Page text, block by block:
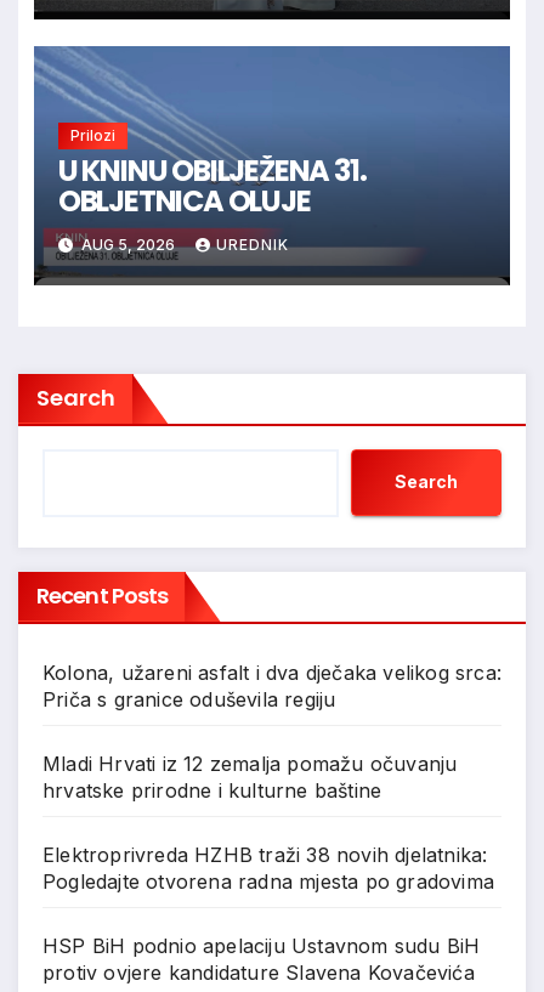
Prilozi
U KNINU OBILJEŽENA 31.
OBLJETNICA OLUJE
AUG 5, 2026 UREDNIK
Search
Search
Recent Posts
Kolona, užareni asfalt i dva dječaka velikog srca:
Priča s granice oduševila regiju
Mladi Hrvati iz 12 zemalja pomažu očuvanju
hrvatske prirodne i kulturne baštine
Elektroprivreda HZHB traži 38 novih djelatnika:
Pogledajte otvorena radna mjesta po gradovima
HSP BiH podnio apelaciju Ustavnom sudu BiH
protiv ovjere kandidature Slavena Kovačevića